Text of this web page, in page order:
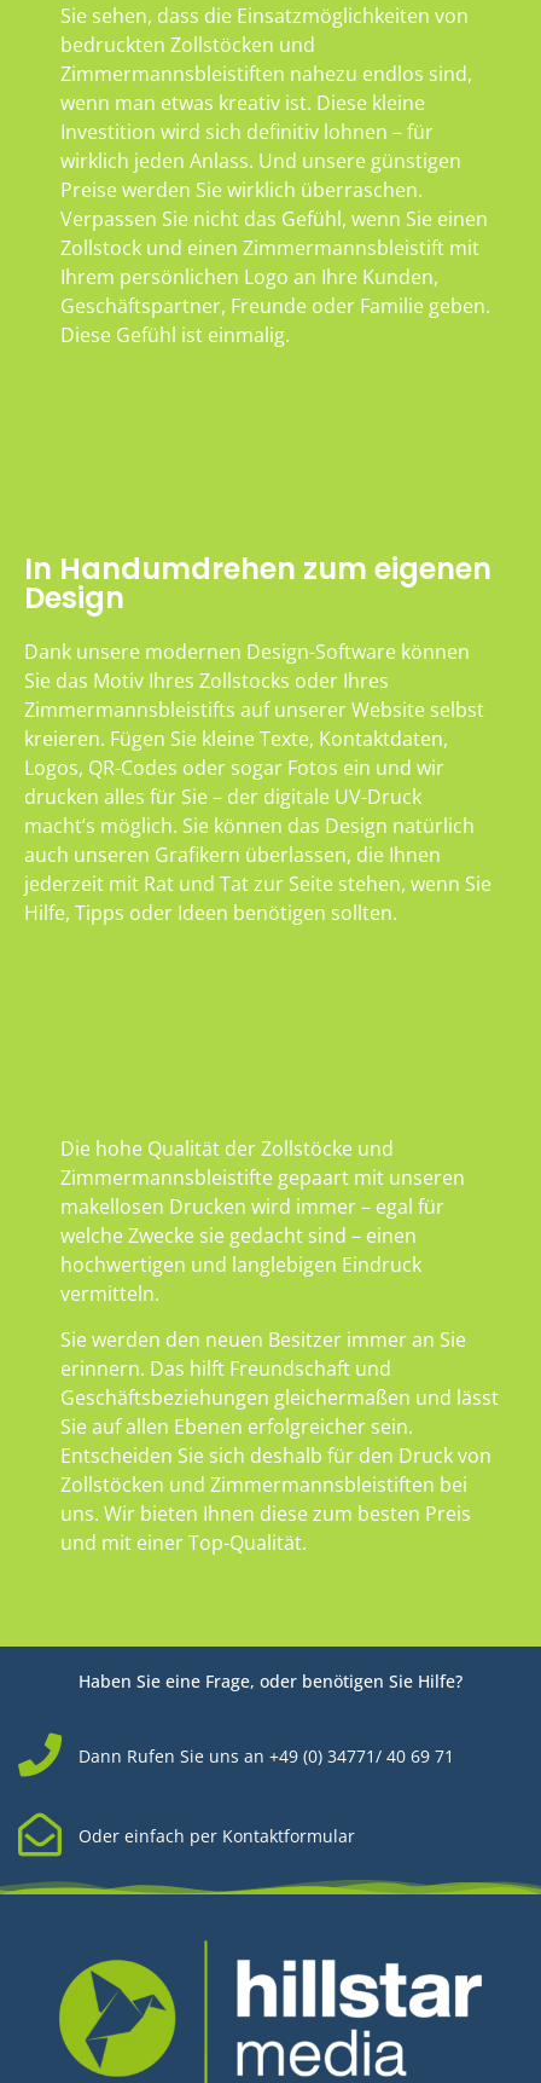
Sie sehen, dass die Einsatzmöglichkeiten von
bedruckten Zollstöcken und
Zimmermannsbleistiften nahezu endlos sind,
wenn man etwas kreativ ist. Diese kleine
Investition wird sich definitiv lohnen – für
wirklich jeden Anlass. Und unsere günstigen
Preise werden Sie wirklich überraschen.
Verpassen Sie nicht das Gefühl, wenn Sie einen
Zollstock und einen Zimmermannsbleistift mit
Ihrem persönlichen Logo an Ihre Kunden,
Geschäftspartner, Freunde oder Familie geben.
Diese Gefühl ist einmalig.
In Handumdrehen zum eigenen
Design
Dank unsere modernen Design-Software können
Sie das Motiv Ihres Zollstocks oder Ihres
Zimmermannsbleistifts auf unserer Website selbst
kreieren. Fügen Sie kleine Texte, Kontaktdaten,
Logos, QR-Codes oder sogar Fotos ein und wir
drucken alles für Sie – der digitale UV-Druck
macht’s möglich. Sie können das Design natürlich
auch unseren Grafikern überlassen, die Ihnen
jederzeit mit Rat und Tat zur Seite stehen, wenn Sie
Hilfe, Tipps oder Ideen benötigen sollten.
Die hohe Qualität der Zollstöcke und
Zimmermannsbleistifte gepaart mit unseren
makellosen Drucken wird immer – egal für
welche Zwecke sie gedacht sind – einen
hochwertigen und langlebigen Eindruck
vermitteln.
Sie werden den neuen Besitzer immer an Sie
erinnern. Das hilft Freundschaft und
Geschäftsbeziehungen gleichermaßen und lässt
Sie auf allen Ebenen erfolgreicher sein.
Entscheiden Sie sich deshalb für den Druck von
Zollstöcken und Zimmermannsbleistiften bei
uns. Wir bieten Ihnen diese zum besten Preis
und mit einer Top-Qualität.
Haben Sie eine Frage, oder benötigen Sie Hilfe?
Dann Rufen Sie uns an +49 (0) 34771/ 40 69 71
Oder einfach per Kontaktformular